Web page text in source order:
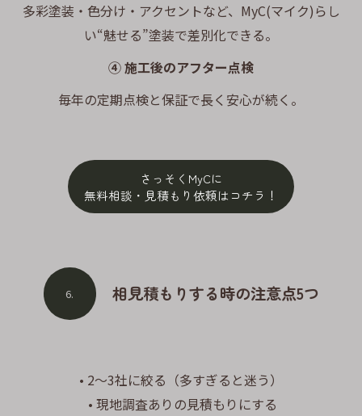
多彩塗装・色分け・アクセントなど、MyC(マイク)らし
い“魅せる”塗装で差別化できる。
④ 施工後のアフター点検
毎年の定期点検と保証で長く安心が続く。
さっそくMyCに
無料相談・見積もり依頼はコチラ！
相見積もりする時の注意点5つ
6.
• 2〜3社に絞る（多すぎると迷う）
• 現地調査ありの見積もりにする